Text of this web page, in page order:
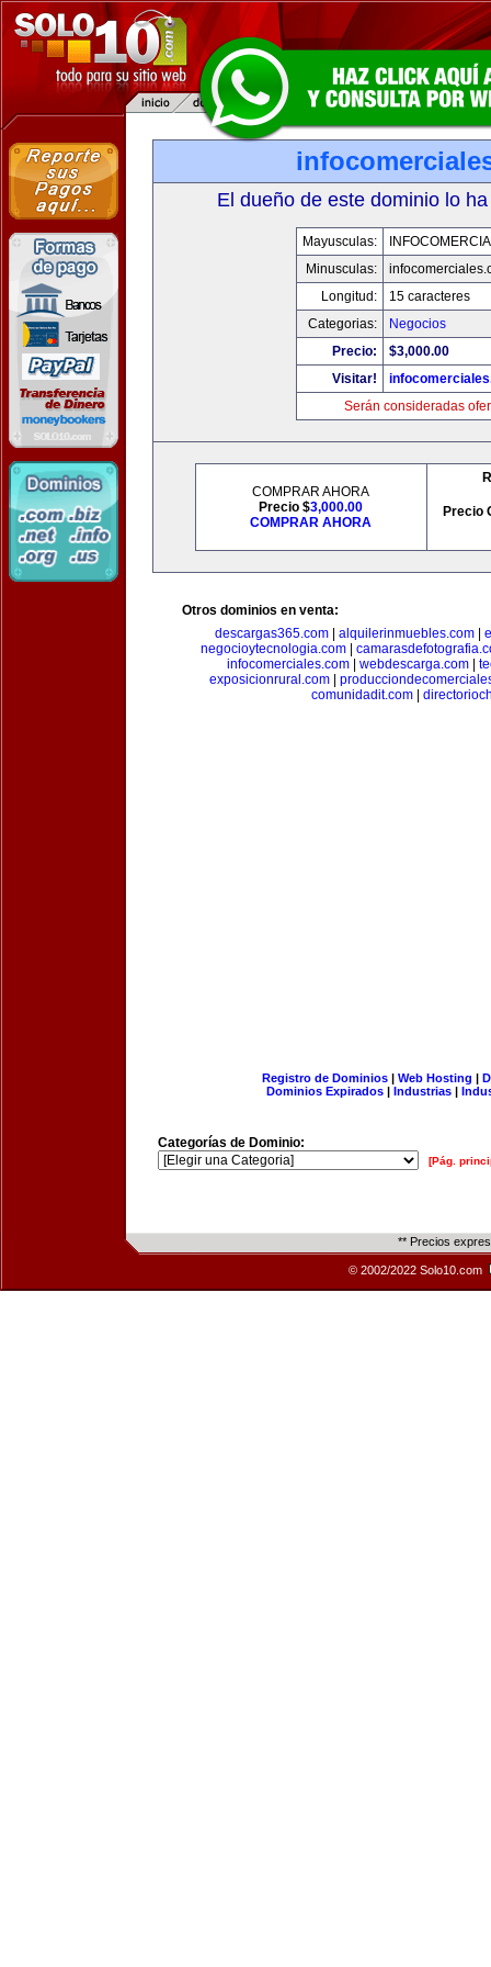
El dueño de este dominio lo
Mayusculas:
Minusculas:
Longitud:
15 caracteres
Categorias:
Negocios
Precio:
$3,000.00
Visitar!
Serán consideradas
COMPRAR AHORA
Precio $3,000.00
COMPRAR AHORA
Precio
Otros dominios en venta:
descargas365.com| alquilerinmuebles.com|
negocioytecnologia.com
infocomerciales.com| webdescarga.com|
exposicionrural.com
comunidadit.com|
Registro de Dominios| Web Hosting |
Dominios Expirados | Industrias |
Categorías de Dominio:
[Pág.
** Precios
© 2002/2022 Solo10.com